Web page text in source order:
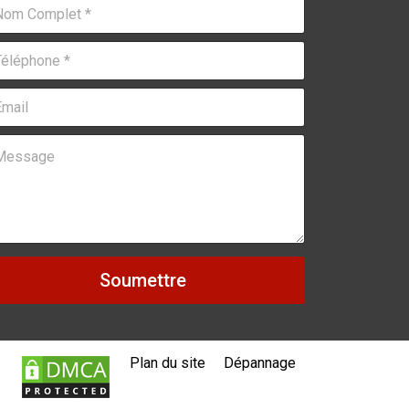
Soumettre
Dépannage
Plan du site